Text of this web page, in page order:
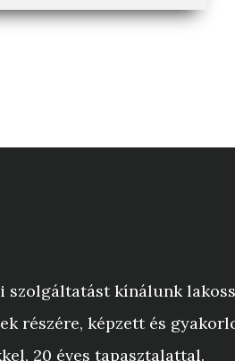
szolgáltatást kínálunk
részére, képzett és
20 éves tapasztalattal.